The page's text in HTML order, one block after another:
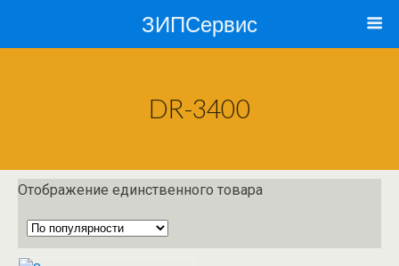
ЗИПСервис
DR-3400
Отображение единственного товара